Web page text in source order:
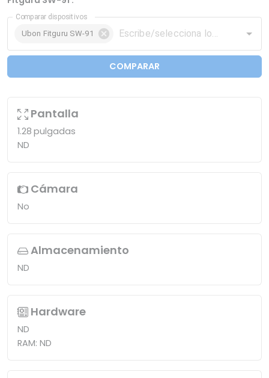
Comparar dispositivos
Ubon Fitguru SW-91
COMPARAR
Pantalla
1.28 pulgadas
ND
Cámara
No
Almacenamiento
ND
Hardware
ND
RAM: ND